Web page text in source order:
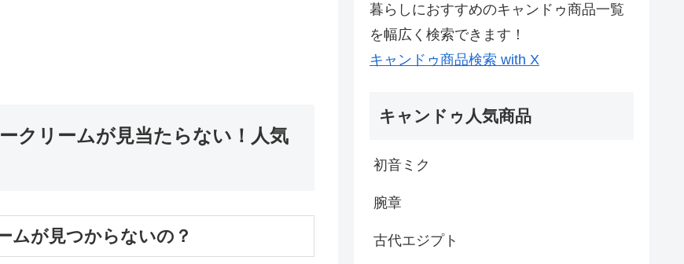
クリームが見当たらない！人気
ムが見つからないの？
暮らしにおすすめのキャンドゥ商品一覧
を幅広く検索できます！
キャンドゥ商品検索 with X
キャンドゥ人気商品
初音ミク
腕章
古代エジプト